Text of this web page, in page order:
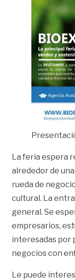
La feria espera
alrededor de
rueda de
cultural. La
general. Se
empresarios,
interesadas por
negocios con
Le puede